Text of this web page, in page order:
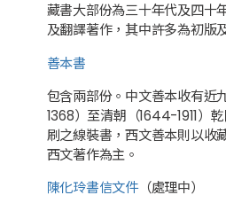
藏書大部份為三十年代及四十
及翻譯著作，其中許多為初版
善本書
包含兩部份。中文善本收有近
1368）至清朝（1644-1911）
刷之線裝書，西文善本則以收
西文著作為主。
陳化玲書信文件（處理中）